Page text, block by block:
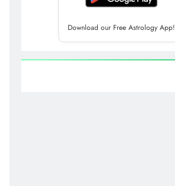
Download our Free Astrology App!